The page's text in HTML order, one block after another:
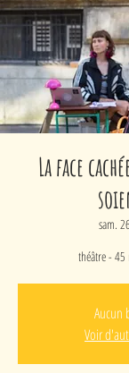
La face
sam.
théâtre - 45
Aucun
Voir